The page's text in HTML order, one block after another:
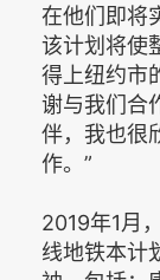
在他们即将
该计划将使
得上纽约市
谢与我们合
伴，我也很
作。”
2019年1月
线地铁本计